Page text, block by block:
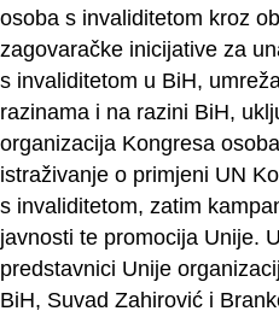
osoba s invaliditetom kroz
zagovaračke inicijative za
s invaliditetom u BiH,
razinama i na razini BiH,
organizacija Kongresa
istraživanje o primjeni UN
s invaliditetom, zatim
javnosti te promocija Unije.
predstavnici Unije
BiH, Suvad Zahirović i